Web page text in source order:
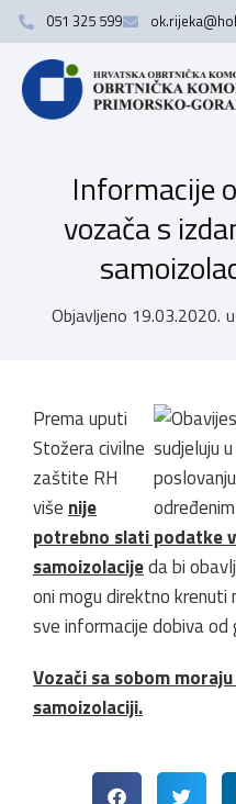
051 325 599
Informacije
vozača s
Objavljeno 19.03.2020.
Prema uputi
Stožera civilne
zaštite RH
višenije
potrebno slati podatke
samoizolacijeda bi
oni mogu direktno krenuti
sve informacije dobiva od
Vozači sa sobom
samoizolaciji.